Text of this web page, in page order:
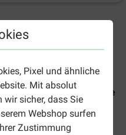
Pixel und ähnliche
Mit absolut
wir sicher, dass Sie
Webshop surfen
Zustimmung
Katzenfutter in Soße, Pute
Nassfutter und
aller Altersgruppen.